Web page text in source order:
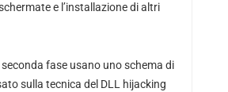
e l’installazione di altri
fase usano uno schema di
sulla tecnica del DLL hijacking